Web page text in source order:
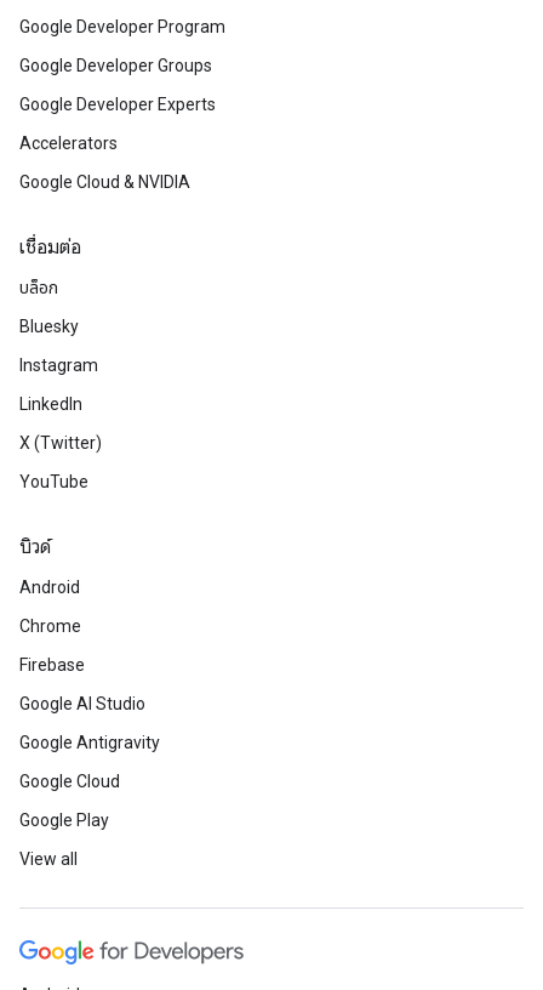
Google Developer Program
Google Developer Groups
Google Developer Experts
Accelerators
Google Cloud & NVIDIA
เชื่อมต่อ
บล็อก
Bluesky
Instagram
LinkedIn
X (Twitter)
YouTube
บิวด์
Android
Chrome
Firebase
Google AI Studio
Google Antigravity
Google Cloud
Google Play
View all